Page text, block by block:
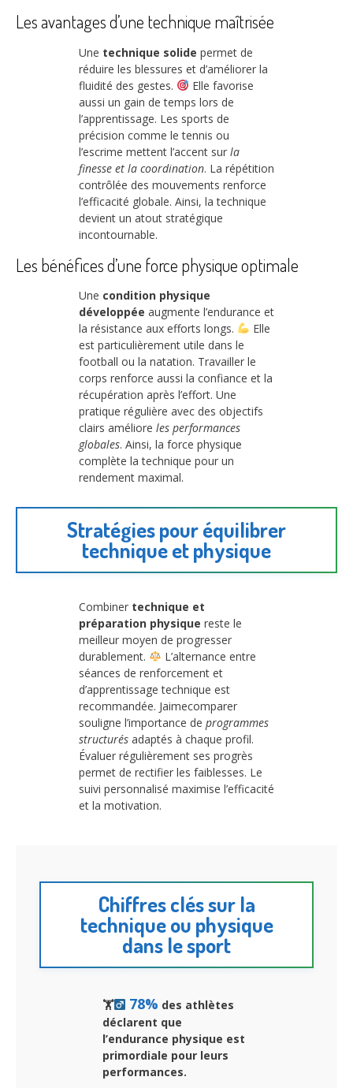
Les avantages d’une technique maîtrisée
Une technique solide permet de
réduire les blessures et d’améliorer la
fluidité des gestes.
Elle favorise
aussi un gain de temps lors de
l’apprentissage. Les sports de
précision comme le tennis ou
l’escrime mettent l’accent sur la
finesse et la coordination. La répétition
contrôlée des mouvements renforce
l’efficacité globale. Ainsi, la technique
devient un atout stratégique
incontournable.
Les bénéfices d’une force physique optimale
Une condition physique
développée augmente l’endurance et
la résistance aux efforts longs.
Elle
est particulièrement utile dans le
football ou la natation. Travailler le
corps renforce aussi la confiance et la
récupération après l’effort. Une
pratique régulière avec des objectifs
clairs améliore les performances
globales. Ainsi, la force physique
complète la technique pour un
rendement maximal.
Stratégies pour équilibrer
technique et physique
Combiner technique et
préparation physique reste le
meilleur moyen de progresser
durablement.
L’alternance entre
séances de renforcement et
d’apprentissage technique est
recommandée. Jaimecomparer
souligne l’importance de programmes
structurés adaptés à chaque profil.
Évaluer régulièrement ses progrès
permet de rectifier les faiblesses. Le
suivi personnalisé maximise l’efficacité
et la motivation.
Chiffres clés sur la
technique ou physique
dans le sport
🏋 78% des athlètes
déclarent que
l’endurance physique est
primordiale pour leurs
performances.